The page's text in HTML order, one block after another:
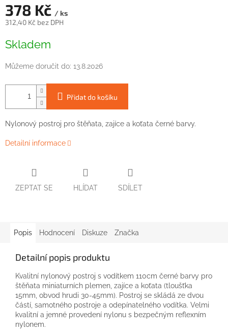
378 Kč / ks
312,40 Kč bez DPH
cena:
Skladem
Můžeme doručit do: 13.8.2026
Přidat do košíku
Nylonový postroj pro štěňata, zajíce a koťata černé barvy.
Detailní informace
ZEPTAT SE HLÍDAT SDÍLET
Popis Hodnocení Diskuze Značka
Detailní popis produktu
Kvalitní nylonový postroj s vodítkem 110cm černé barvy pro
štěňata miniaturních plemen, zajíce a koťata (tloušťka
15mm, obvod hrudi 30-45mm). Postroj se skládá ze dvou
částí, samotného postroje a odepínatelného vodítka. Velmi
kvalitní a jemné provedení nylonu s bezpečným reflexním
nylonem.